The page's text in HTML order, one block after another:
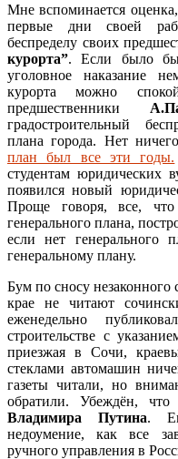
Мне вспоминается
первые дни своей
беспределу своих
курорта”. Если было бы
уголовное наказание
курорта можно
предшественники
градостроительный
плана города. Нет
план был все эти годы.
студентам юридических
появился новый
Проще говоря, все, что
генерального плана,
если нет генерального
генеральному плану.
Бум по сносу незаконного
крае не читают
еженедельно
строительстве с
приезжая в Сочи,
стеклами автомашин
газеты читали, но
обратили. Убеждён, что
Владимира Путина.
недоумение, как все
ручного управления в